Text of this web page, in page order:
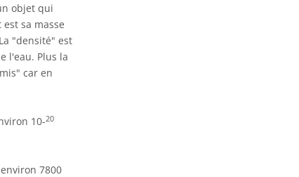
objet qui
sa masse
"densité" est
l'eau. Plus la
car en
10-20
7800